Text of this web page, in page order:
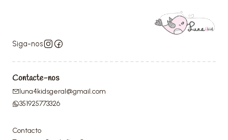
Siga-nos
Contacte-nos
luna4kidsgeral@gmail.com
351925773326
Contacto